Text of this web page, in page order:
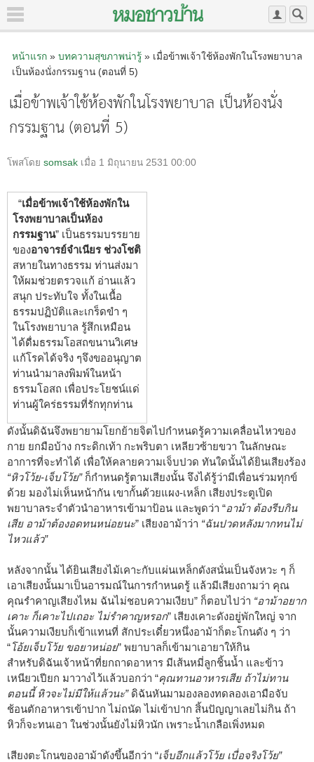
หน้าแรก» บทความสุขภาพน่ารู้» เมื่อข้าพเจ้าใช้ห้องพักในโรงพยาบาล
เป็นห้องนั่งกรรมฐาน (ตอนที่ 5)
เมื่อข้าพเจ้าใช้ห้องพักในโรงพยาบาล เป็นห้องนั่ง
กรรมฐาน (ตอนที่ 5)
โพสโดย somsak เมื่อ 1 มิถุนายน 2531 00:00
“เมื่อข้าพเจ้าใช้ห้องพักใน
โรงพยาบาลเป็นห้อง
กรรมฐาน” เป็นธรรมบรรยาย
ของอาจารย์จำเนียร ช่วงโชติ
สหายในทางธรรม ท่านส่งมา
ให้ผมช่วยตรวจแก้ อ่านแล้ว
สนุก ประทับใจ ทั้งในเนื้อ
ธรรมปฏิบัติและเกร็ดขำ ๆ
ในโรงพยาบาล รู้สึกเหมือน
ได้ดื่มธรรมโอสถขนานวิเศษ
แก้โรคได้จริง ๆจึงขออนุญาต
ท่านนำมาลงพิมพ์ในหน้า
ธรรมโอสถ เพื่อประโยชน์แด่
ท่านผู้ใคร่ธรรมที่รักทุกท่าน
ดังนั้นดิฉันจึงพยายามโยกย้ายจิตไปกำหนดรู้ความเคลื่อนไหวของ
กาย ยกมือบ้าง กระดิกเท้า กะพริบตา เหลียวซ้ายขวา ในลักษณะ
อาการที่จะทำได้ เพื่อให้คลายความเจ็บปวด ทันใดนั้นได้ยินเสียงร้อง
“หิวโว้ย-เจ็บโว้ย”ก็กำหนดรู้ตามเสียงนั้น จึงได้รู้ว่ามีเพื่อนร่วมทุกข์
ด้วย มองไม่เห็นหน้ากัน เขากั้นด้วยแผง-เหล็ก เสียงประตูเปิด
พยาบาลระจำตัวนำอาหารเข้ามาป้อน และพูดว่า “อาม้า ต้องรีบกิน
เสีย อาม้าต้องอดทนหน่อยนะ” เสียงอาม้าว่า “ฉันปวดหลังมากทนไม่
ไหวแล้ว”
หลังจากนั้น ได้ยินเสียงไม้เคาะกับแผ่นเหล็กดังสนั่นเป็นจังหวะ ๆ ก็
เอาเสียงนั้นมาเป็นอารมณ์ในการกำหนดรู้ แล้วมีเสียงถามว่า คุณ
คุณรำคาญเสียงไหม ฉันไม่ชอบความเงียบ” ก็ตอบไปว่า “อาม้าอยาก
เคาะ ก็เคาะไปเถอะ ไม่รำคาญหรอก” เสียงเคาะดังอยู่พักใหญ่ จาก
นั้นความเงียบก็เข้าแทนที่ สักประเดี๋ยวหนึ่งอาม้าก็ตะโกนดัง ๆ ว่า
“โอ้ยเจ็บโว้ย ขอยาหน่อย” พยาบาลก็เข้ามาเอายาให้กิน
สำหรับดิฉันเจ้าหน้าที่ยกถาดอาหาร มีเส้นหมี่ลูกชิ้นน้ำ และข้าว
เหนียวเปียก มาวางไว้แล้วบอกว่า “คุณทานอาหารเสีย ถ้าไม่ทาน
ตอนนี้ หิวจะไม่มีให้แล้วนะ”ดิฉันหันมามองลองทดลองเอามือจับ
ช้อนตักอาหารเข้าปาก ไม่ถนัด ไม่เข้าปาก สิ้นปัญญาเลยไม่กิน ถ้า
หิวก็จะทนเอา ในช่วงนั้นยังไม่หิวนัก เพราะน้ำเกลือเพิ่งหมด
เสียงตะโกนของอาม้าดังขึ้นอีกว่า “เจ็บอีกแล้วโว้ย เบื่อจริงโว้ย”